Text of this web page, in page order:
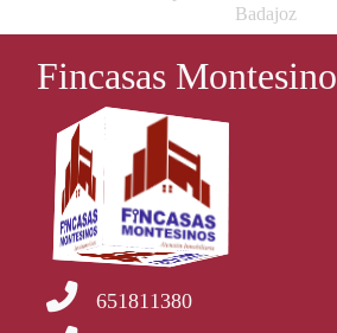
Badajoz
Fincasas
651811380